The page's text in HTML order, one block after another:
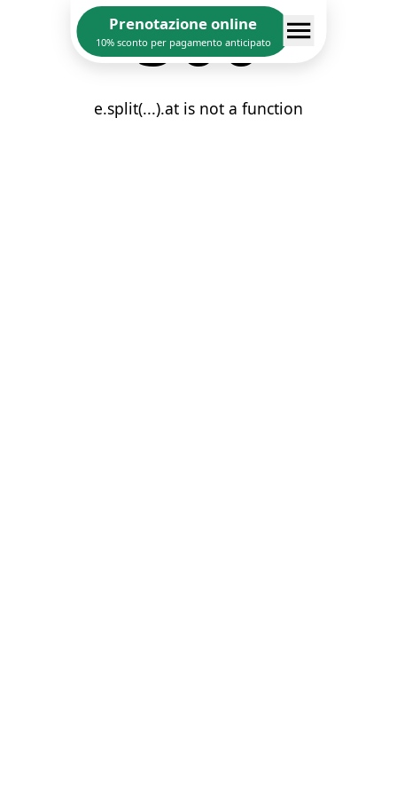
Prenotazione online
10% sconto per pagamento anticipato
500
e.split(...).at is not a function